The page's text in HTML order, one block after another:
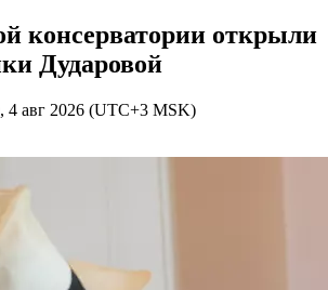
консерватории открыли
Дударовой
4 авг 2026 (UTC+3 MSK)